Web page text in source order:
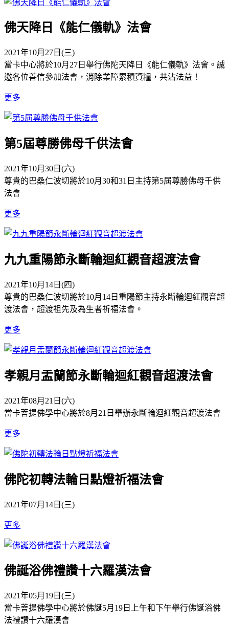
佛天降日《能仁儀軌》法會
2021年10月27日(三)
當卡中心將於10月27日舉行佛陀天降日《能仁儀軌》法會。誠
邀各位善信參加法會，消除業障累積資糧，共沾法益！
更多
第5屆尊勝佛母千供法會
2021年10月30日(六)
尊貴的巴桑仁波切將於10月30和31日主持第5屆尊勝佛母千供
法會
更多
九九重陽節永斷輪迴紅觀音超渡法會
2021年10月14日(四)
尊貴的巴桑仁波切將於10月14日重陽節主持永斷輪迴紅觀音超
渡法會，超渡祖先及為生者祈福法會。
更多
孝親月盂蘭節永斷輪迴紅觀音超渡法會
2021年08月21日(六)
當卡菩提佛學中心將於8月21日舉辦永斷輪迴紅觀音超渡法會
更多
佛陀初轉法輪日點燈祈福法會
2021年07月14日(三)
更多
佛誕浴佛禮讚十六羅漢法會
2021年05月19日(三)
當卡菩提佛學中心將於佛誕5月19日上午和下午舉行佛誕浴佛
法禮讚十六羅漢會